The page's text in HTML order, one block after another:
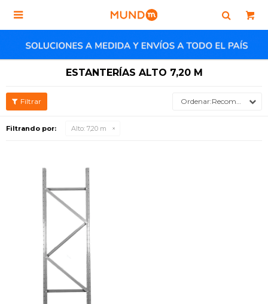

ESTANTERÍAS ALTO 7,20 M
Recomendados
Filtrando por: Alto: 7,20 m